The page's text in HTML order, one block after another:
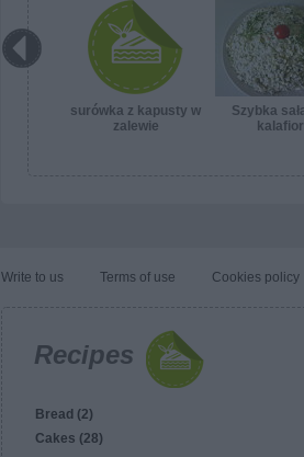
surówka z kapusty w
zalewie
Szybka
Write to us Terms of use Cookies policy
Recipes
Bread (2)
Cakes (28)